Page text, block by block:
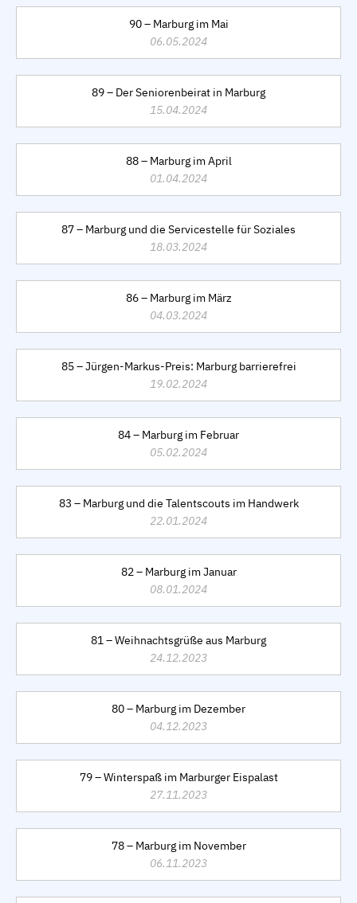
90 – Marburg im Mai
06.05.2024
89 – Der Seniorenbeirat in Marburg
15.04.2024
88 – Marburg im April
01.04.2024
87 – Marburg und die Servicestelle für Soziales
18.03.2024
86 – Marburg im März
04.03.2024
85 – Jürgen-Markus-Preis: Marburg barrierefrei
19.02.2024
84 – Marburg im Februar
05.02.2024
83 – Marburg und die Talentscouts im Handwerk
22.01.2024
82 – Marburg im Januar
08.01.2024
81 – Weihnachtsgrüße aus Marburg
24.12.2023
80 – Marburg im Dezember
04.12.2023
79 – Winterspaß im Marburger Eispalast
27.11.2023
78 – Marburg im November
06.11.2023